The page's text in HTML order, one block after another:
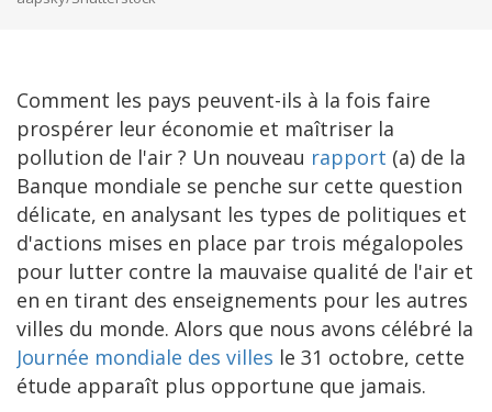
Comment les pays peuvent-ils à la fois faire
prospérer leur économie et maîtriser la
pollution de l'air ? Un nouveau rapport (a) de la
Banque mondiale se penche sur cette question
délicate, en analysant les types de politiques et
d'actions mises en place par trois mégalopoles
pour lutter contre la mauvaise qualité de l'air et
en en tirant des enseignements pour les autres
villes du monde. Alors que nous avons célébré la
Journée mondiale des villes le 31 octobre, cette
étude apparaît plus opportune que jamais.